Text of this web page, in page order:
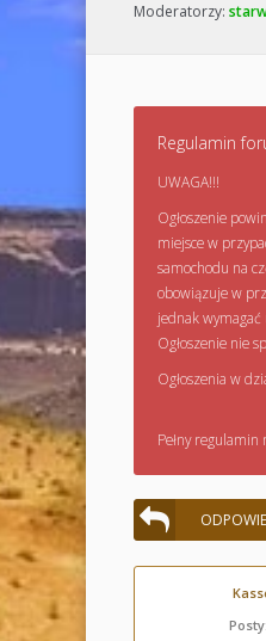
Moderatorzy:
Regulamin
UWAGA!!!
Ogłoszenie
miejsce w
samochodu na
obowiązuje w
jednak wymagać
Ogłoszenie nie
Ogłoszenia w
Pełny
Posty: